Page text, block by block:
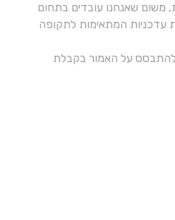
שאנחנו עובדים בתחום
עדכניות המתאימות לתקופה
להתבסס על האמור בקבלת